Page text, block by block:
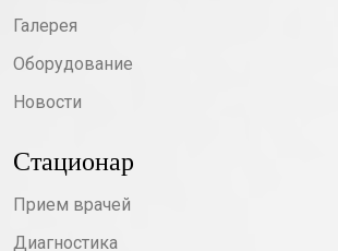
Галерея
Оборудование
Новости
Стационар
Прием врачей
Диагностика